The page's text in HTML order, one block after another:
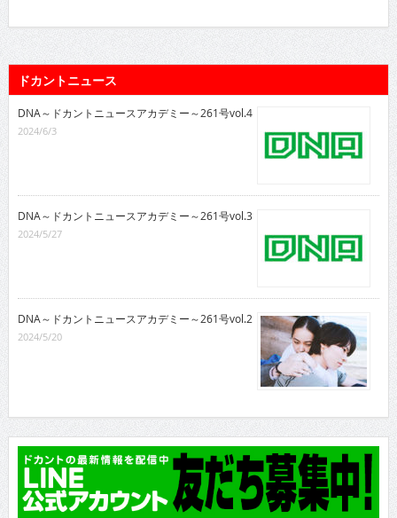
ドカントニュース
DNA～ドカントニュースアカデミー～261号vol.4
2024/6/3
DNA～ドカントニュースアカデミー～261号vol.3
2024/5/27
DNA～ドカントニュースアカデミー～261号vol.2
2024/5/20